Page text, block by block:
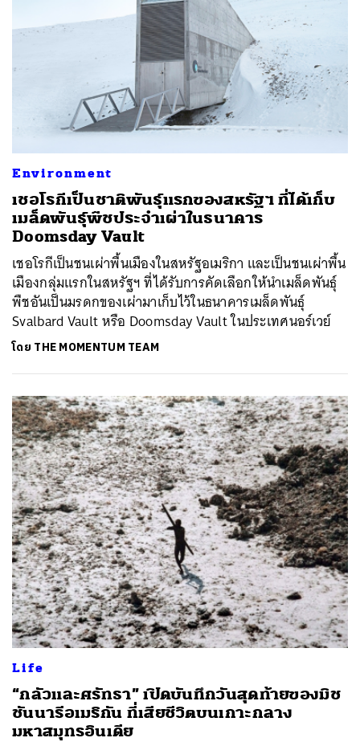
Environment
เชอโรกีเป็นชาติพันธุ์แรกของสหรัฐฯ ที่ได้เก็บ
เมล็ดพันธุ์พืชประจำเผ่าในธนาคาร
Doomsday Vault
เชอโรกีเป็นชนเผ่าพื้นเมืองในสหรัฐอเมริกา และเป็นชนเผ่าพื้น
เมืองกลุ่มแรกในสหรัฐฯ ที่ได้รับการคัดเลือกให้นำเมล็ดพันธุ์
พืชอันเป็นมรดกของเผ่ามาเก็บไว้ในธนาคารเมล็ดพันธุ์
Svalbard Vault หรือ Doomsday Vault ในประเทศนอร์เวย์
โดย THE MOMENTUM TEAM
Life
“กลัวและศรัทธา” เปิดบันทึกวันสุดท้ายของมิช
ชันนารีอเมริกัน ที่เสียชีวิตบนเกาะกลาง
มหาสมุทรอินเดีย
SHARE TWEET LINE EMAIL